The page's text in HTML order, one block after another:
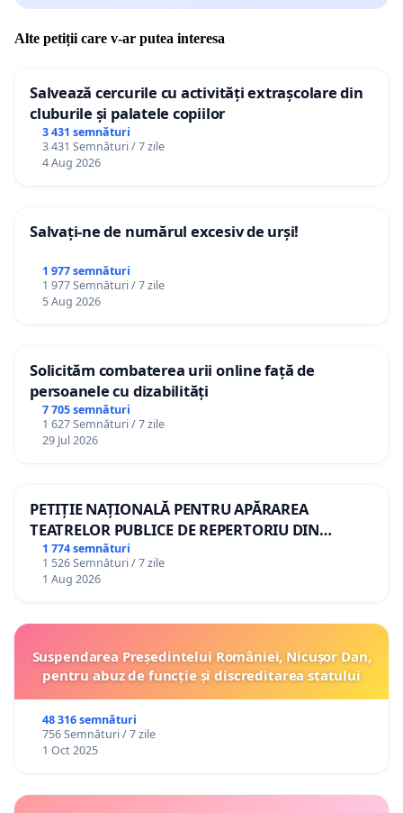
Alte petiții care v-ar putea interesa
Salvează cercurile cu activități extrașcolare din
cluburile și palatele copiilor
3 431 semnături
3 431 Semnături / 7 zile
4 Aug 2026
Salvați-ne de numărul excesiv de urși!
1 977 semnături
1 977 Semnături / 7 zile
5 Aug 2026
Solicităm combaterea urii online față de
persoanele cu dizabilități
7 705 semnături
1 627 Semnături / 7 zile
29 Jul 2026
PETIȚIE NAȚIONALĂ PENTRU APĂRAREA
TEATRELOR PUBLICE DE REPERTORIU DIN
ROMÂNIA
1 774 semnături
1 526 Semnături / 7 zile
1 Aug 2026
Suspendarea Președintelui României, Nicușor Dan,
pentru abuz de funcție și discreditarea statului
48 316 semnături
756 Semnături / 7 zile
1 Oct 2025